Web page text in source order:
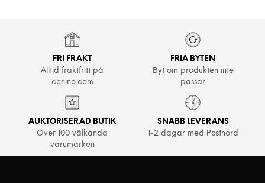
FRI FRAKT
Alltid fraktfritt på
cenino.com
FRIA BYTEN
Byt om produkten inte
passar
AUKTORISERAD BUTIK
Över 100 välkända
varumärken
SNABB LEVERANS
1-2 dagar med Postnord